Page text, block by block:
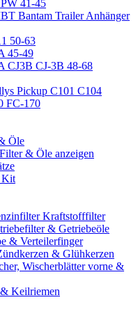
41-45
Bantam Trailer Anhänger
50-63
45-49
CJ3B CJ-3B 48-68
Pickup C101 C104
FC-170
Öle
& Öle anzeigen
Kit
Kraftstofffilter
& Getriebeöle
& Verteilerfinger
& Glühkerzen
Wischerblätter vorne &
Keilriemen